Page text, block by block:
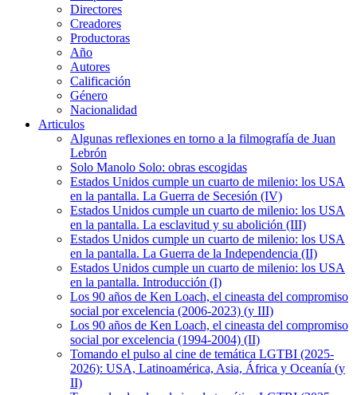
Directores
Creadores
Productoras
Año
Autores
Calificación
Género
Nacionalidad
Articulos
Algunas reflexiones en torno a la filmografía de Juan
Lebrón
Solo Manolo Solo: obras escogidas
Estados Unidos cumple un cuarto de milenio: los USA
en la pantalla. La Guerra de Secesión (IV)
Estados Unidos cumple un cuarto de milenio: los USA
en la pantalla. La esclavitud y su abolición (III)
Estados Unidos cumple un cuarto de milenio: los USA
en la pantalla. La Guerra de la Independencia (II)
Estados Unidos cumple un cuarto de milenio: los USA
en la pantalla. Introducción (I)
Los 90 años de Ken Loach, el cineasta del compromiso
social por excelencia (2006-2023) (y III)
Los 90 años de Ken Loach, el cineasta del compromiso
social por excelencia (1994-2004) (II)
Tomando el pulso al cine de temática LGTBI (2025-
2026): USA, Latinoamérica, Asia, África y Oceanía (y
II)